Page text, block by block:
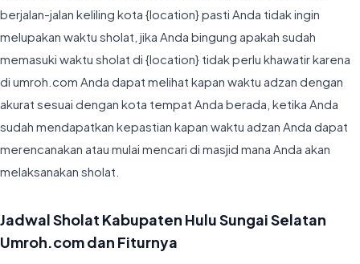
berjalan-jalan keliling kota {location} pasti Anda tidak ingin
melupakan waktu sholat, jika Anda bingung apakah sudah
memasuki waktu sholat di {location} tidak perlu khawatir karena
di umroh.com Anda dapat melihat kapan waktu adzan dengan
akurat sesuai dengan kota tempat Anda berada, ketika Anda
sudah mendapatkan kepastian kapan waktu adzan Anda dapat
merencanakan atau mulai mencari di masjid mana Anda akan
melaksanakan sholat.
Jadwal Sholat Kabupaten Hulu Sungai Selatan
Umroh.com dan Fiturnya